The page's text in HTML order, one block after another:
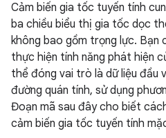
Cảm biến gia tốc tuyến tính
ba chiều biểu thị gia tốc dọc
không bao gồm trọng lực. Bạn
thực hiện tính năng phát hiện
thể đóng vai trò là dữ liệu đầu
đường quán tính, sử dụng
Đoạn mã sau đây cho biết
cảm biến gia tốc tuyến tính